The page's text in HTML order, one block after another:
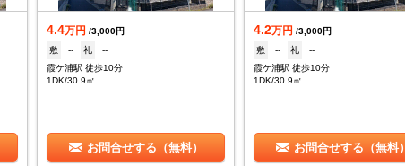
4.4万円 /3,000円
敷
-- 礼
--
霞ケ浦駅 徒歩10分
1DK/30.9㎡
お問合せする（無料）
4.2万円 /3,000円
敷
-- 礼
--
霞ケ浦駅 徒歩10分
1DK/30.9㎡
お問合せする（無料）